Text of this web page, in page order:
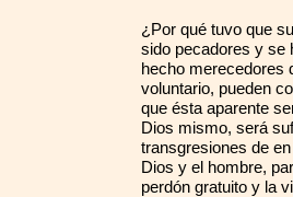
¿Por qué tuvo que
sido pecadores y se
hecho merecedores
voluntario, pueden
que ésta aparente
Dios mismo, será
transgresiones de
Dios y el hombre,
perdón gratuito y la